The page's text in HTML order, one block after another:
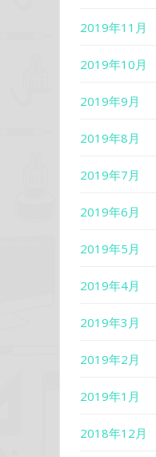
2019年11月
2019年10月
2019年9月
2019年8月
2019年7月
2019年6月
2019年5月
2019年4月
2019年3月
2019年2月
2019年1月
2018年12月